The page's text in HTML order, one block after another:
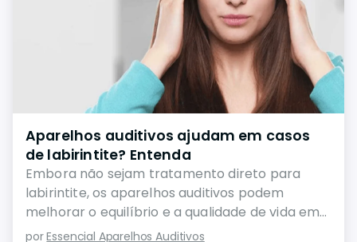
Aparelhos auditivos ajudam em casos
de labirintite? Entenda
Embora não sejam tratamento direto para
labirintite, os aparelhos auditivos podem
melhorar o equilíbrio e a qualidade de vida em
casos com perda auditiva associada
porEssencial Aparelhos Auditivos